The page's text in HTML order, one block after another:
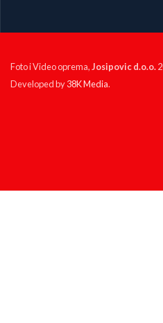
Foto i Video oprema,Josipovic d.o.o.
Developed by38K Media.